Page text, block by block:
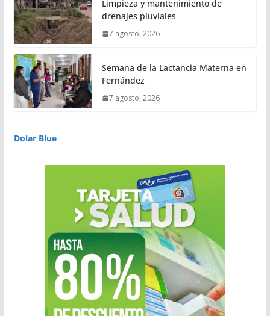
Limpieza y mantenimiento de
drenajes pluviales
7 agosto, 2026
Semana de la Lactancia Materna en
Fernández
7 agosto, 2026
Dolar Blue